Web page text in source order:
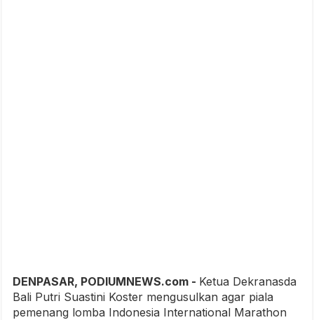
DENPASAR, PODIUMNEWS.com - Ketua Dekranasda
Bali Putri Suastini Koster mengusulkan agar piala
pemenang lomba Indonesia International Marathon